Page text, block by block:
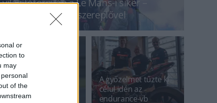
or
to
may
of the
világítótornyán a Le Mans-i siker –
interjú az egyik főszereplővel
Kiválóan szerepelt a
magyar csapat a Le
Mans-i 24 órás
időmérőjén, de
A győzelmet tűzte ki
célul idén az
endurance-vb